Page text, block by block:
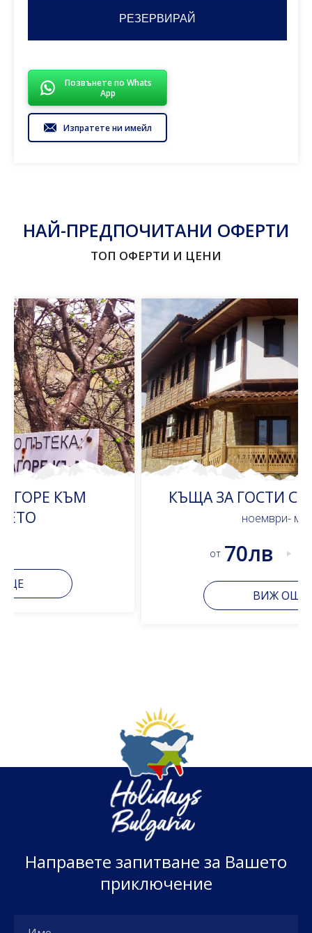
Позвънете по Whats
App
Изпратете ни имейл
НАЙ-ПРЕДПОЧИТАНИ ОФЕРТИ
ТОП ОФЕРТИ И ЦЕНИ
КЪЩА ЗА ГОСТИ СЕЛО МЕДВЕН
Направете запитване за Вашето
приключение